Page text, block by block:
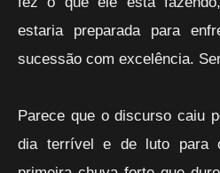
estaria preparada para
sucessão com excelência.
Parece que o discurso caiu
dia terrível e de luto para